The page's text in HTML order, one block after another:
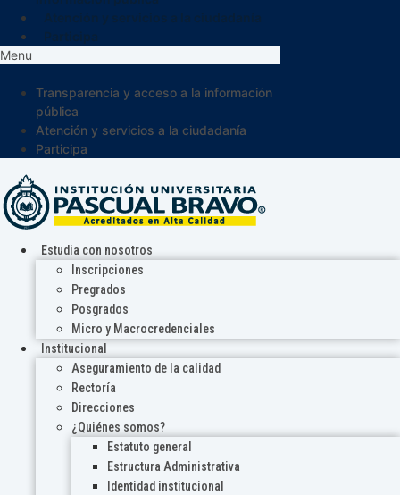
Menu
Transparencia y acceso a la información
pública
Atención y servicios a la ciudadanía
Participa
Estudia con nosotros
Inscripciones
Pregrados
Posgrados
Micro y Macrocredenciales
Institucional
Aseguramiento de la calidad
Rectoría
Direcciones
¿Quiénes somos?
Estatuto general
Estructura Administrativa
Identidad institucional